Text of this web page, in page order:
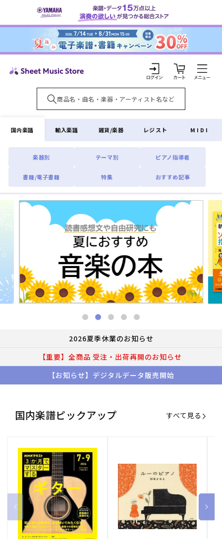
ンツに
ロ
グ
イ
ン
カ
ー
ト
国内楽譜
楽器別 テーマ別 ピアノ指導者
書籍/電子書籍 特集 おすすめ記事
輸入楽譜 雑貨/楽器 レジスト MIDI
2026夏季休業のお知らせ
【重要】全商品 受注・出荷再開のお知らせ
【お知らせ】デジタルデータ販売開始
国内楽譜ピックアップ すべて見る